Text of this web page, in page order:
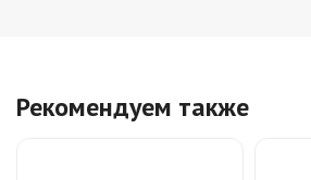
Рекомендуем также